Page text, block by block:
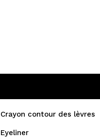
Crayon contour des lèvres
Eyeliner